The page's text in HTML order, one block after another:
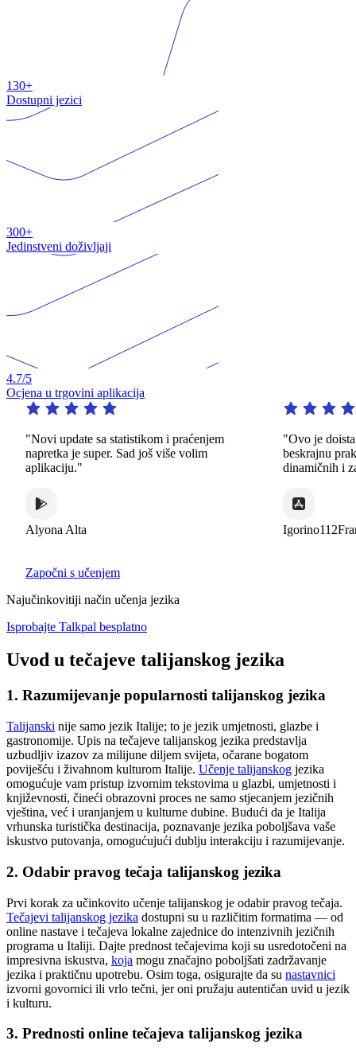
130+
Dostupni jezici
300+
Jedinstveni doživljaji
4.7/5
Ocjena u trgovini aplikacija
"Novi update sa statistikom i praćenjem
napretka je super. Sad još više volim
aplikaciju."
Alyona Alta
"Ovo je doista
beskrajnu praksu
dinamičnih i
Igorino112France
Započni s učenjem
Najučinkovitiji način učenja jezika
Isprobajte Talkpal besplatno
Uvod u tečajeve talijanskog jezika
1. Razumijevanje popularnosti talijanskog jezika
Talijanski nije samo jezik Italije; to je jezik umjetnosti, glazbe i
gastronomije. Upis na tečajeve talijanskog jezika predstavlja
uzbudljiv izazov za milijune diljem svijeta, očarane bogatom
poviješću i živahnom kulturom Italije. Učenje talijanskog jezika
omogućuje vam pristup izvornim tekstovima u glazbi, umjetnosti i
književnosti, čineći obrazovni proces ne samo stjecanjem jezičnih
vještina, već i uranjanjem u kulturne dubine. Budući da je Italija
vrhunska turistička destinacija, poznavanje jezika poboljšava vaše
iskustvo putovanja, omogućujući dublju interakciju i razumijevanje.
2. Odabir pravog tečaja talijanskog jezika
Prvi korak za učinkovito učenje talijanskog je odabir pravog tečaja.
Tečajevi talijanskog jezika dostupni su u različitim formatima — od
online nastave i tečajeva lokalne zajednice do intenzivnih jezičnih
programa u Italiji. Dajte prednost tečajevima koji su usredotočeni na
impresivna iskustva, koja mogu značajno poboljšati zadržavanje
jezika i praktičnu upotrebu. Osim toga, osigurajte da su nastavnici
izvorni govornici ili vrlo tečni, jer oni pružaju autentičan uvid u jezik
i kulturu.
3. Prednosti online tečajeva talijanskog jezika